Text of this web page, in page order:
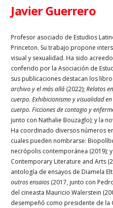
Javier Guerrero
Profesor asociado de Estudios
Princeton. Su trabajo propone
visual y sexualidad. Ha sido
conferido por la Asociación de
sus publicaciones destacan los
archivo y el más allá (2022);Relatos
cuerpo. Exhibicionismo y visualidad
cuerpo. Ficciones de contagio y
junto con Nathalie Bouzaglo); y la
Ha coordinado diversos números
cuales pueden nombrarse:
necrópolis contemporánea (2019);
Contemporary Literature and Arts
antología de ensayos de Diamela
outros ensaios (2017, junto con
del cineasta Mauricio Walerstein
desempeñó como presidente de la